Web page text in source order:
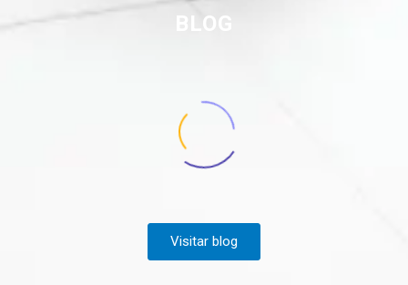
BLOG
Visitar blog